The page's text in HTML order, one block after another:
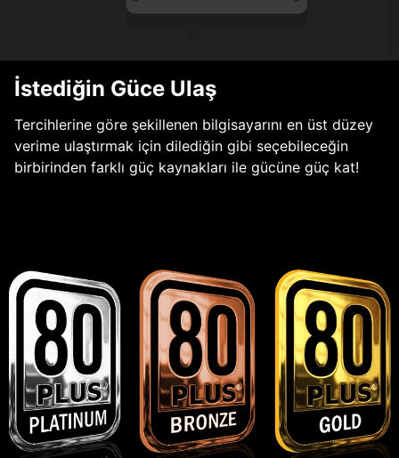
İstediğin Güce Ulaş
Tercihlerine göre şekillenen bilgisayarını en üst düzey
verime ulaştırmak için dilediğin gibi seçebileceğin
birbirinden farklı güç kaynakları ile gücüne güç kat!